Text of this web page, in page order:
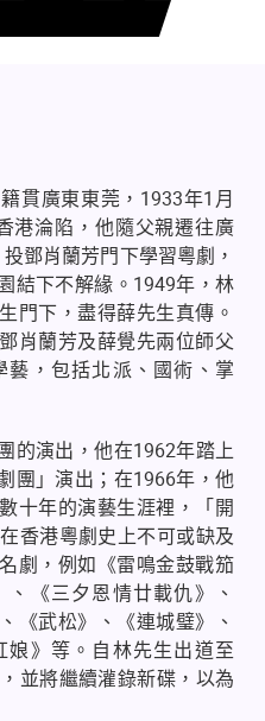
貫廣東東莞， 1933年1 月
港淪陷，他隨父親遷往廣
鄧肖蘭芳門下學習粵劇，
結下不解緣。 1949年，林
門下，盡得薛先生真傳。
肖蘭芳及薛覺先兩位師父
，包括北派、國術、掌
的演出，他在1962年踏上
團」演出；在1966年，他
十年的演藝生涯裡，「開
香港粵劇史上不可或缺及
劇，例如《雷鳴金鼓戰笳
《三夕恩情廿載仇》、
《武松》、《連城璧》、
娘》等。自林先生出道至
並將繼續灌錄新碟，以為